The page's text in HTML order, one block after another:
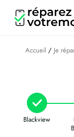
contenu
Accueil / Je
Blackview